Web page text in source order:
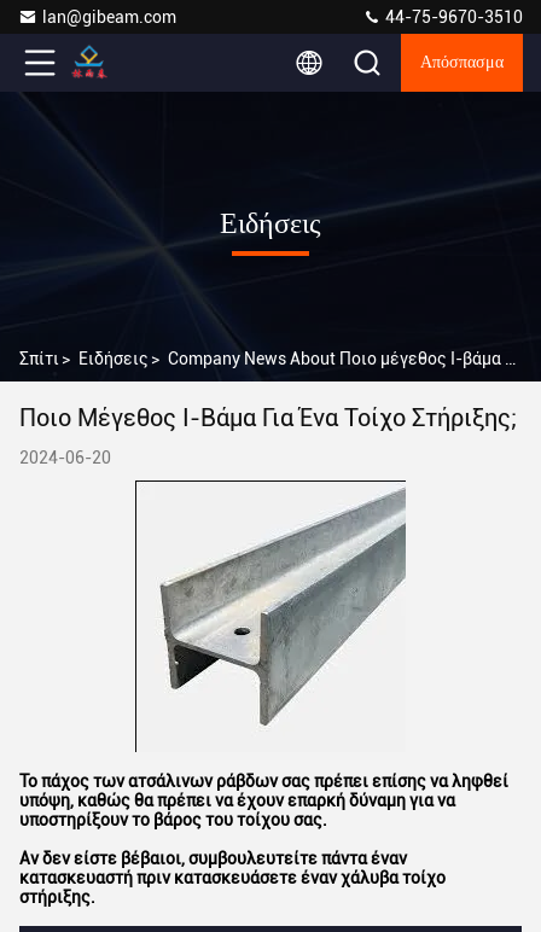
lan@gibeam.com 44-75-9670-3510
Απόσπασμα
Ειδήσεις
Σπίτι > Ειδήσεις > Company News About Ποιο μέγεθος I-βάμα για ένα τοίχο στήριξης;
Ποιο Μέγεθος I-Βάμα Για Ένα Τοίχο Στήριξης;
2024-06-20
Το πάχος των ατσάλινων ράβδων σας πρέπει επίσης να ληφθεί
υπόψη, καθώς θα πρέπει να έχουν επαρκή δύναμη για να
υποστηρίξουν το βάρος του τοίχου σας.
Αν δεν είστε βέβαιοι, συμβουλευτείτε πάντα έναν
κατασκευαστή πριν κατασκευάσετε έναν χάλυβα τοίχο
στήριξης.